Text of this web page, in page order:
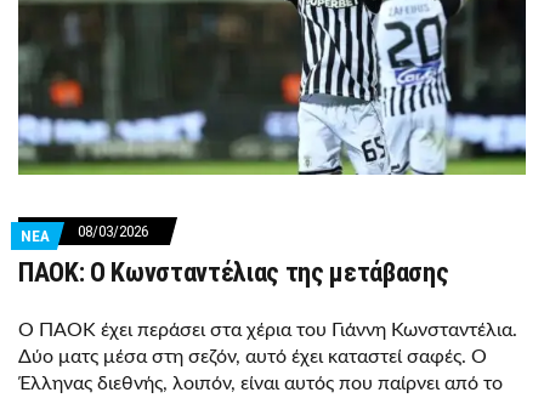
ΝΕΑ 08/03/2026
ΠΑΟΚ: Ο Κωνσταντέλιας της μετάβασης
Ο ΠΑΟΚ έχει περάσει στα χέρια του Γιάννη Κωνσταντέλια.
Δύο ματς μέσα στη σεζόν, αυτό έχει καταστεί σαφές. Ο
Έλληνας διεθνής, λοιπόν, είναι αυτός που παίρνει από το